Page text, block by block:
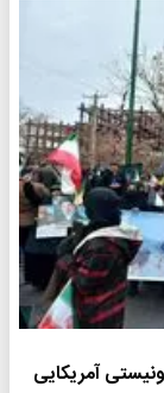
آمریکایی